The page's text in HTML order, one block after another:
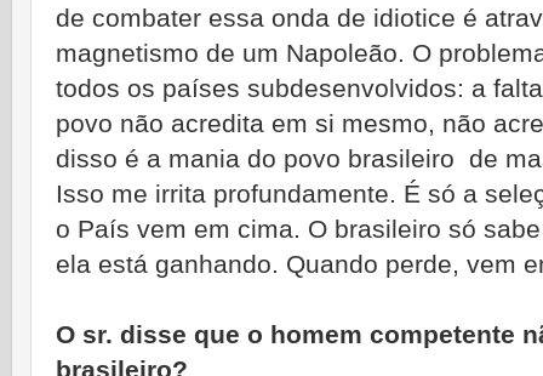
de combater essa onda de idiotice é
magnetismo de um Napoleão. O
todos os países subdesenvolvidos: a
povo não acredita em si mesmo, não
disso é a mania do povo brasileiro de
Isso me irrita profundamente. É só a
o País vem em cima. O brasileiro só
ela está ganhando. Quando perde, vem
O sr. disse que o homem competente